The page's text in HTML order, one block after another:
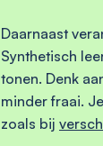
Daarnaast
Synthetisch
tonen. Denk
minder fraai.
zoals bij